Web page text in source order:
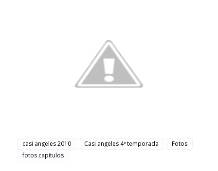
casi angeles 2010 Casi angeles 4ª temporada
Fotos
fotos capitulos